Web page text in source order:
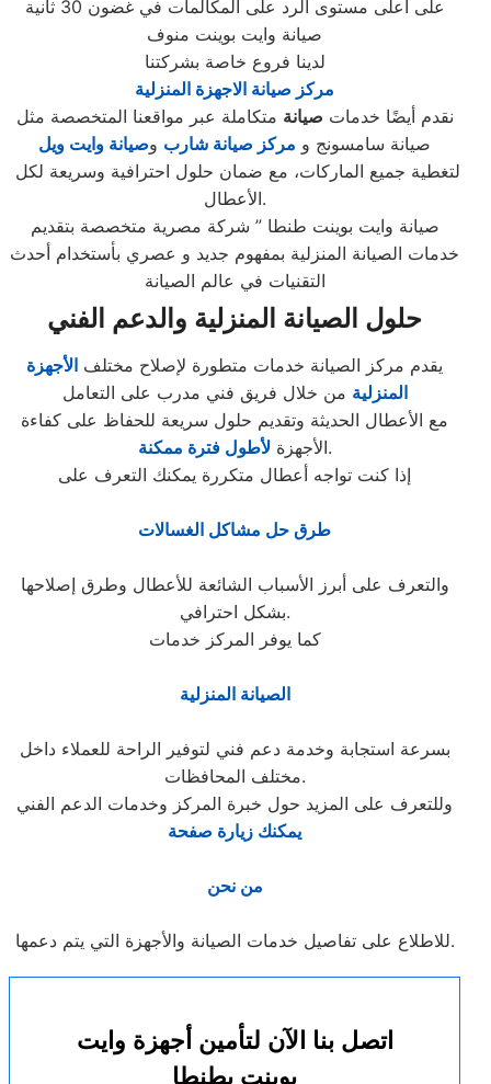
على أعلى مستوى الرد على المكالمات في غضون 30 ثانية
صيانة وايت بوينت منوف
لدينا فروع خاصة بشركتنا
مركز صيانة الاجهزة المنزلية
نقدم أيضًا خدمات صيانة متكاملة عبر مواقعنا المتخصصة مثل
صيانة سامسونج و مركز صيانة شارب وصيانة وايت ويل
الأعطال.
صيانة وايت بوينت طنطا ” شركة مصرية متخصصة بتقديم
خدمات الصيانة المنزلية بمفهوم جديد و عصري بأستخدام أحدث
التقنيات في عالم الصيانة
حلول الصيانة المنزلية والدعم الفني
يقدم مركز الصيانة خدمات متطورة لإصلاح مختلف الأجهزة
المنزلية من خلال فريق فني مدرب على التعامل
مع الأعطال الحديثة وتقديم حلول سريعة للحفاظ على كفاءة
الأجهزةلأطول فترة ممكنة
.
إذا كنت تواجه أعطال متكررة يمكنك التعرف على
طرق حل مشاكل الغسالات
والتعرف على أبرز الأسباب الشائعة للأعطال وطرق إصلاحها
بشكل احترافي.
كما يوفر المركز خدمات
الصيانة المنزلية
بسرعة استجابة وخدمة دعم فني لتوفير الراحة للعملاء داخل
مختلف المحافظات.
وللتعرف على المزيد حول خبرة المركز وخدمات الدعم الفني
يمكنك زيارة صفحة
من نحن
للاطلاع على تفاصيل خدمات الصيانة والأجهزة التي يتم دعمها.
اتصل بنا الآن لتأمين أجهزة وايت
بوينت بطنطا